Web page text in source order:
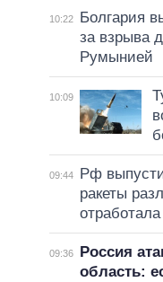
10:22
Болгария
за взрыва
Румынией
10:09
09:44
Рф
ракеты
09:36
Россия
область: